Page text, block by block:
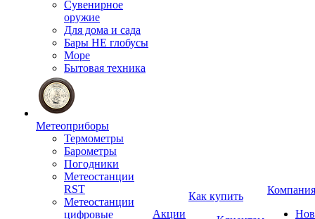
Сувенирное
оружие
Для дома и сада
Бары НЕ глобусы
Море
Бытовая техника
Метеоприборы
Термометры
Барометры
Погодники
Метеостанции
RST
Метеостанции
цифровые
Акции
Как купить
Компания